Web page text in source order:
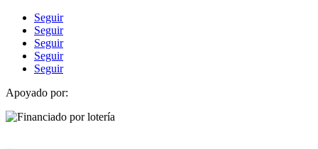
Seguir
Seguir
Seguir
Seguir
Seguir
Apoyado por: